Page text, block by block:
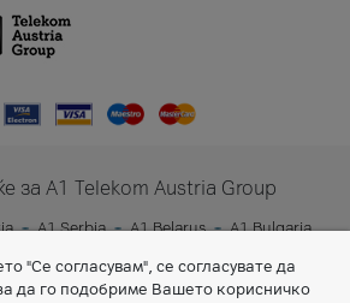
за A1 Telekom Austria Group
A1 Serbia A1 Belarus
A1 Bulgaria
A1 Slovenia
A1 Digital
"Се согласувам", се согласувате да
да го подобриме Вашето корисничко